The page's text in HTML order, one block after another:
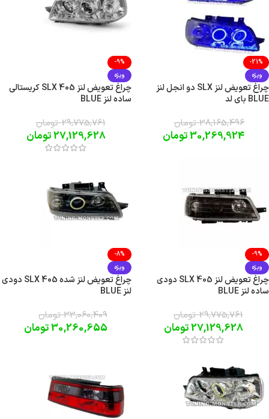
-21%
ویژه
چراغ تعویض لنز SLX دو انجل لنز
BLUE بای لد
38,165,496 تومان
30,269,924تومان
-9%
ویژه
چراغ تعویض لنز SLX 405 کریستالی
ساده لنز BLUE
29,775,761 تومان
27,129,628تومان
-9%
ویژه
چراغ تعویض لنز SLX 405 دودی
ساده لنز BLUE
29,775,761 تومان
27,129,628تومان
-8%
ویژه
چراغ تعویض لنز شده SLX 405 دودی
لنز BLUE
33,060,409 تومان
30,260,655تومان